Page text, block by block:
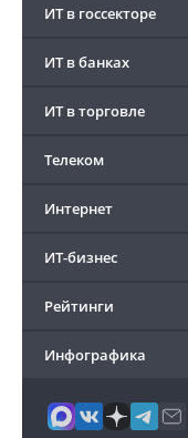
ИТ в госсекторе
ИТ в банках
ИТ в торговле
Телеком
Интернет
ИТ-бизнес
Рейтинги
Инфографика